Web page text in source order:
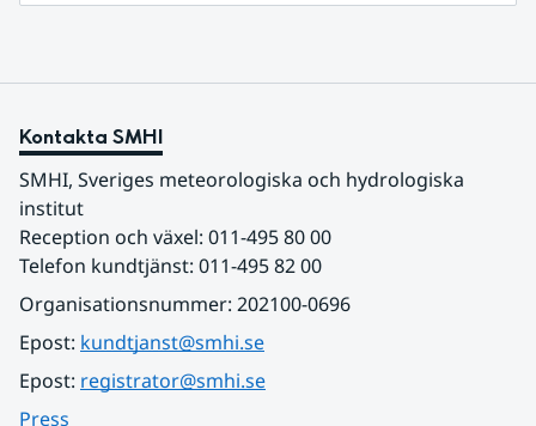
Kontakta SMHI
SMHI, Sveriges meteorologiska och hydrologiska
institut
Reception och växel: 011-495 80 00
Telefon kundtjänst: 011-495 82 00
Organisationsnummer: 202100-0696
Epost: kundtjanst@smhi.se
Epost: registrator@smhi.se
Press